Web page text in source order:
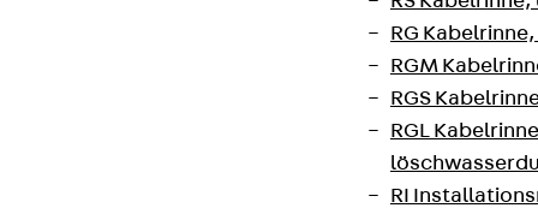
RG
RGM
RGS
RGL
RI